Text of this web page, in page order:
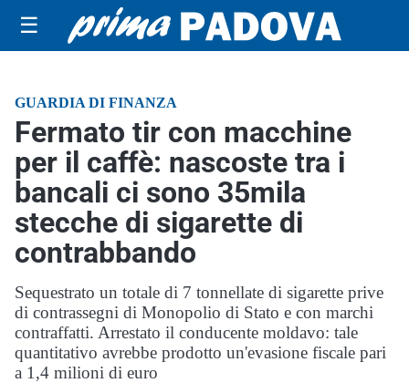
☰
GUARDIA DI FINANZA
Fermato tir con macchine
per il caffè: nascoste tra i
bancali ci sono 35mila
stecche di sigarette di
contrabbando
Sequestrato un totale di 7 tonnellate di sigarette prive
di contrassegni di Monopolio di Stato e con marchi
contraffatti. Arrestato il conducente moldavo: tale
quantitativo avrebbe prodotto un'evasione fiscale pari
a 1,4 milioni di euro